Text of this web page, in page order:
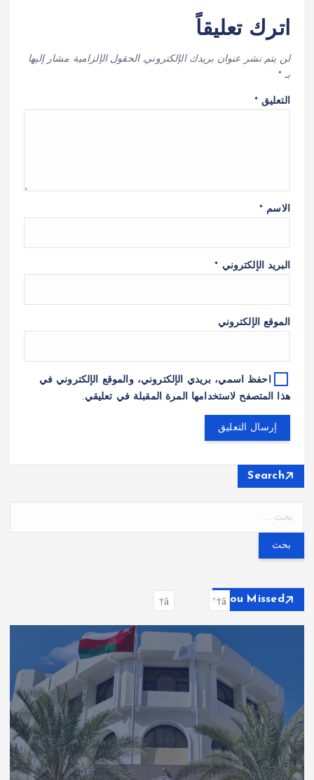
اترك تعليقاً
لن يتم نشر عنوان بريدك الإلكتروني. الحقول الإلزامية مشار إليها
بـ*
التعليق*
الاسم *
البريد الإلكتروني *
الموقع الإلكتروني
احفظ اسمي، بريدي الإلكتروني، والموقع الإلكتروني في
هذا المتصفح لاستخدامها المرة المقبلة في تعليقي.
Search
ح
ع
You Missed